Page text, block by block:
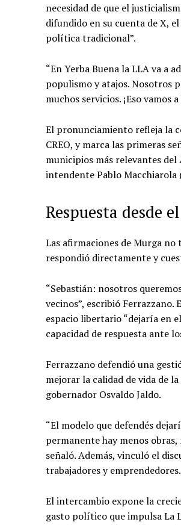
necesidad de que el
difundido en su cuenta de X,
política tradicional”.
“En Yerba Buena la LLA va a
populismo y atajos. Nosotros
muchos servicios. ¡Eso vamos
El pronunciamiento refleja la
CREO, y marca las primeras
municipios más relevantes
intendente Pablo Macchiarola
Respuesta desde
Las afirmaciones de Murga
respondió directamente y
“Sebastián: nosotros
vecinos”, escribió
espacio libertario “dejaría en
capacidad de respuesta ante
Ferrazzano defendió una
mejorar la calidad de vida de
gobernador Osvaldo Jaldo.
“El modelo que defendés
permanente hay menos
señaló. Además, vinculó el
trabajadores y emprendedores.
El intercambio expone la
gasto político que impulsa La